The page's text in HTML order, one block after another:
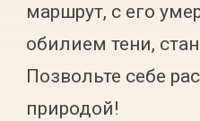
маршрут, с его
обилием тени,
Позвольте себе
природой!